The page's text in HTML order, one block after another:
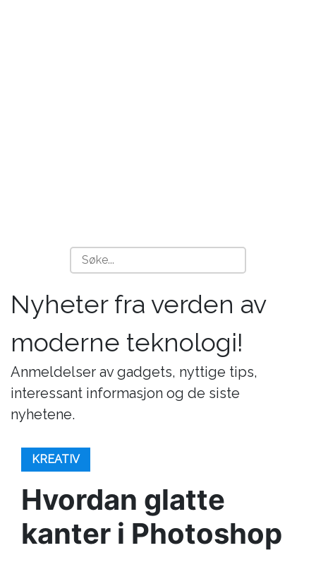
Nyheter fra verden av
moderne teknologi!
Anmeldelser av gadgets, nyttige tips,
interessant informasjon og de siste
nyhetene.
KREATIV
Hvordan glatte
kanter i Photoshop